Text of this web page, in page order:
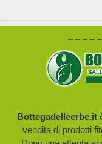
– – – –
Bottegadelleerbe.it
vendita di prodotti